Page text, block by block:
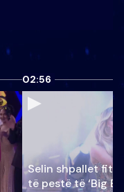
02:56
Selin shpallet
të pestë të ‘Big